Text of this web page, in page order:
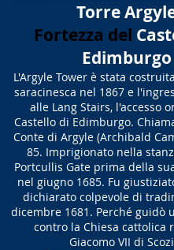
Torre
Fortezza del
Edimburgo
L'Argyle Tower è stata
saracinesca nel 1867 e
alle Lang Stairs, l'accesso
Castello di Edimburgo.
Conte di Argyle (Archibald
85. Imprigionato nella
Portcullis Gate prima della
nel giugno 1685. Fu
dichiarato colpevole di
dicembre 1681. Perché guidò
contro la Chiesa cattolica
Giacomo VII di